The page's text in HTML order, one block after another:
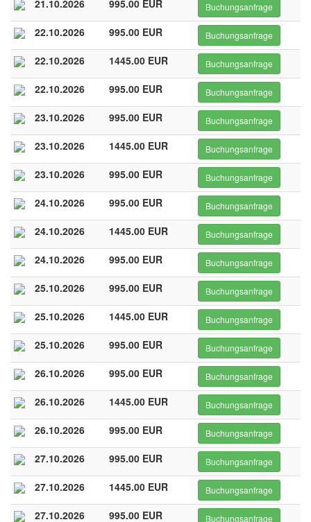
21.10.2026 995.00 EUR Buchungsanfrage
22.10.2026 995.00 EUR Buchungsanfrage
22.10.2026 1445.00 EUR Buchungsanfrage
22.10.2026 995.00 EUR Buchungsanfrage
23.10.2026 995.00 EUR Buchungsanfrage
23.10.2026 1445.00 EUR Buchungsanfrage
23.10.2026 995.00 EUR Buchungsanfrage
24.10.2026 995.00 EUR Buchungsanfrage
24.10.2026 1445.00 EUR Buchungsanfrage
24.10.2026 995.00 EUR Buchungsanfrage
25.10.2026 995.00 EUR Buchungsanfrage
25.10.2026 1445.00 EUR Buchungsanfrage
25.10.2026 995.00 EUR Buchungsanfrage
26.10.2026 995.00 EUR Buchungsanfrage
26.10.2026 1445.00 EUR Buchungsanfrage
26.10.2026 995.00 EUR Buchungsanfrage
27.10.2026 995.00 EUR Buchungsanfrage
27.10.2026 1445.00 EUR Buchungsanfrage
27.10.2026 995.00 EUR Buchungsanfrage